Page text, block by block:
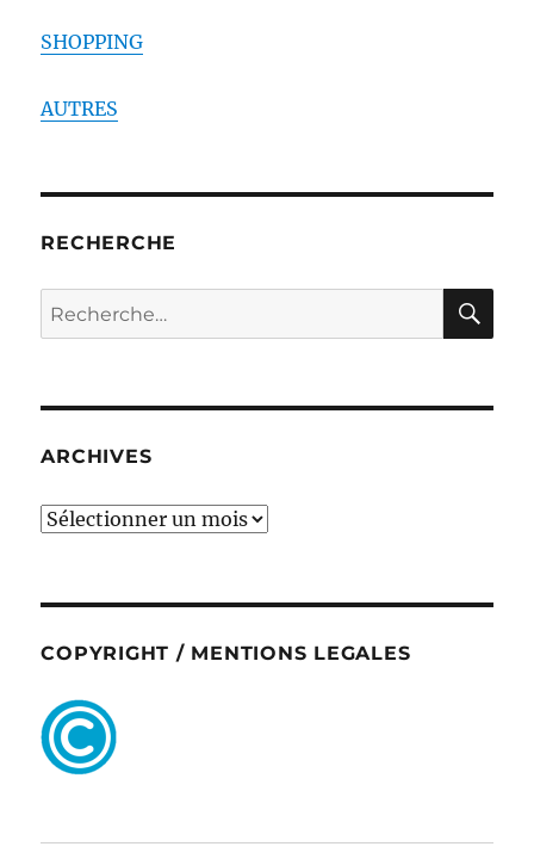
SHOPPING
AUTRES
RECHERCHE
Recherche
pour :
ARCHIVES
ARCHIVES
COPYRIGHT / MENTIONS LEGALES